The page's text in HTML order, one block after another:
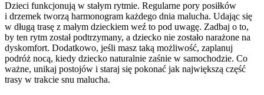
Dzieci funkcjonują w stałym rytmie. Regularne pory posiłków
i drzemek tworzą harmonogram każdego dnia malucha. Udając się
w długą trasę z małym dzieckiem weź to pod uwagę. Zadbaj o to,
by ten rytm został podtrzymany, a dziecko nie zostało narażone na
dyskomfort. Dodatkowo, jeśli masz taką możliwość, zaplanuj
podróż nocą, kiedy dziecko naturalnie zaśnie w samochodzie. Co
ważne, unikaj postojów i staraj się pokonać jak największą część
trasy w trakcie snu malucha.